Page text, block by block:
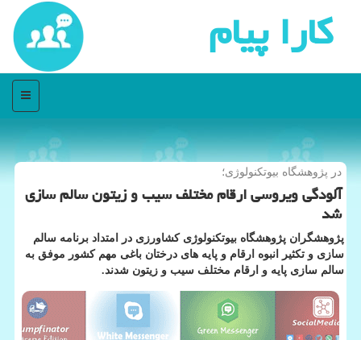
كارا پیام
منو
در پژوهشگاه بیوتكنولوژی؛
آلودگی ویروسی ارقام مختلف سیب و زیتون سالم سازی
شد
پژوهشگران پژوهشگاه بیوتكنولوژی كشاورزی در امتداد برنامه سالم
سازی و تكثیر انبوه ارقام و پایه های درختان باغی مهم كشور موفق به
سالم سازی پایه و ارقام مختلف سیب و زیتون شدند.